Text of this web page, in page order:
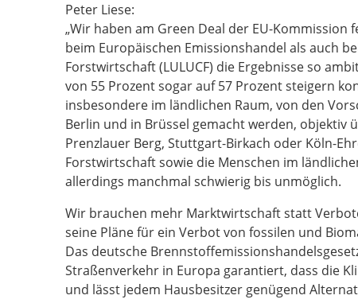
Peter Liese:
„Wir haben am Green Deal der EU-
beim Europäischen Emissionshandel als auch
Forstwirtschaft (LULUCF) die Ergebnisse so
von 55 Prozent sogar auf 57 Prozent steigern
insbesondere im ländlichen Raum, von den
Berlin und in Brüssel gemacht werden,
Prenzlauer Berg, Stuttgart-Birkach oder Köln-
Forstwirtschaft sowie die Menschen im
allerdings manchmal schwierig bis unmöglich.
Wir brauchen mehr Marktwirtschaft statt
seine Pläne für ein Verbot von fossilen und
Das deutsche
Straßenverkehr in Europa garantiert, dass die
und lässt jedem Hausbesitzer genügend